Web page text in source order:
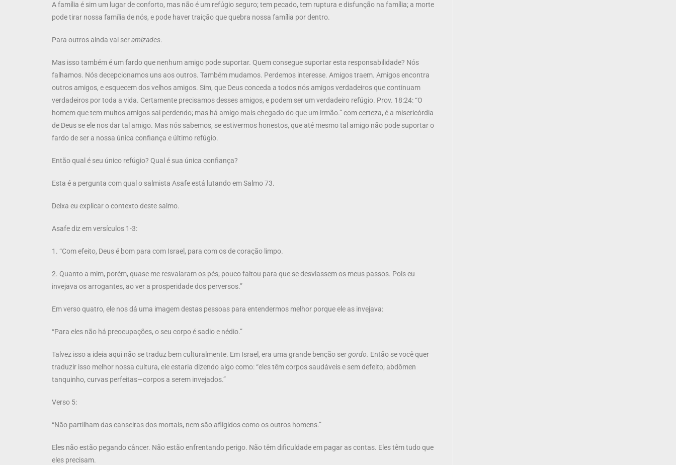
A família é sim um lugar de conforto, mas não é um refúgio seguro; tem pecado, tem ruptura e disfunção na família; a morte
pode tirar nossa família de nós, e pode haver traição que quebra nossa família por dentro.
Para outros ainda vai seramizades.
Mas isso também é um fardo que nenhum amigo pode suportar. Quem consegue suportar esta responsabilidade? Nós
falhamos. Nós decepcionamos uns aos outros. Também mudamos. Perdemos interesse. Amigos traem. Amigos encontra
outros amigos, e esquecem dos velhos amigos. Sim, que Deus conceda a todos nós amigos verdadeiros que continuam
verdadeiros por toda a vida. Certamente precisamos desses amigos, e podem ser um verdadeiro refúgio. Prov. 18:24: “O
homem que tem muitos amigos sai perdendo; mas há amigo mais chegado do que um irmão.” com certeza, é a misericórdia
de Deus se ele nos dar tal amigo. Mas nós sabemos, se estivermos honestos, que até mesmo tal amigo não pode suportar o
fardo de ser a nossa única confiança e último refúgio.
Então qual é seu único refúgio? Qual é sua única confiança?
Esta é a pergunta com qual o salmista Asafe está lutando em Salmo 73.
Deixa eu explicar o contexto deste salmo.
Asafe diz em versículos 1-3:
1. “Com efeito, Deus é bom para com Israel, para com os de coração limpo.
2. Quanto a mim, porém, quase me resvalaram os pés; pouco faltou para que se desviassem os meus passos. Pois eu
invejava os arrogantes, ao ver a prosperidade dos perversos.”
Em verso quatro, ele nos dá uma imagem destas pessoas para entendermos melhor porque ele as invejava:
“Para eles não há preocupações, o seu corpo é sadio e nédio.”
Talvez isso a ideia aqui não se traduz bem culturalmente. Em Israel, era uma grande benção sergordo. Então se você quer
traduzir isso melhor nossa cultura, ele estaria dizendo algo como: “eles têm corpos saudáveis e sem defeito; abdômen
tanquinho, curvas perfeitas—corpos a serem invejados.”
Verso 5:
“Não partilham das canseiras dos mortais, nem são afligidos como os outros homens.”
Eles não estão pegando câncer. Não estão enfrentando perigo. Não têm dificuldade em pagar as contas. Eles têm tudo que
eles precisam.